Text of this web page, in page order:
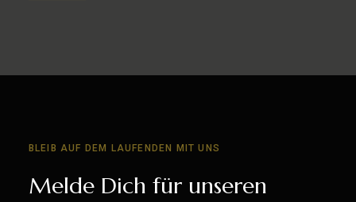
BLEIB AUF DEM LAUFENDEN MIT UNS
Melde Dich für unseren